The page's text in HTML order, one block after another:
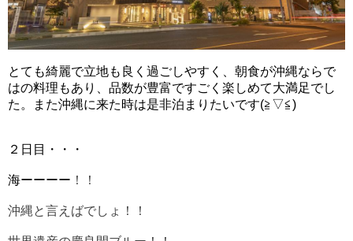
とても綺麗で立地も良く過ごしやすく、朝食が沖縄ならで
はの料理もあり、品数が豊富ですごく楽しめて大満足でし
た。また沖縄に来た時は是非泊まりたいです(≧▽≦)
２日目・・・
海ーーーー ！！
沖縄と言えばでしょ ！！